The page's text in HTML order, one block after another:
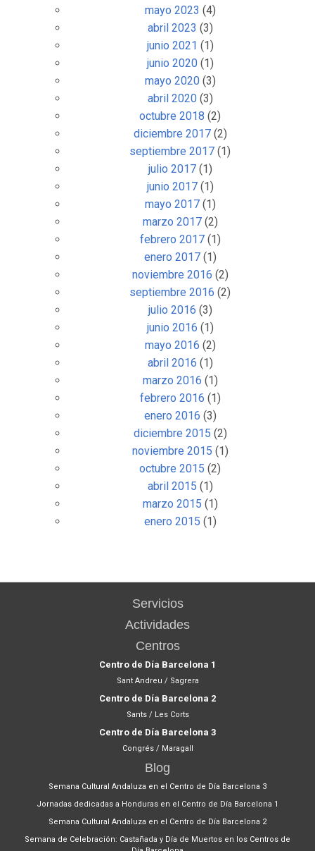
mayo 2023 (4)
abril 2023 (3)
junio 2021 (1)
junio 2020(1)
mayo 2020(3)
abril 2020(3)
octubre 2018 (2)
diciembre 2017(2)
septiembre 2017 (1)
julio 2017(1)
junio 2017(1)
mayo 2017(1)
marzo 2017(2)
febrero 2017(1)
enero 2017(1)
noviembre 2016 (2)
septiembre 2016 (2)
julio 2016 (3)
junio 2016 (1)
mayo 2016 (2)
abril 2016 (1)
marzo 2016 (1)
febrero 2016 (1)
enero 2016 (3)
diciembre 2015 (2)
noviembre 2015 (1)
octubre 2015 (2)
abril 2015 (1)
marzo 2015 (1)
enero 2015 (1)
Servicios
Actividades
Centros
Centro de Día Barcelona 1
Sant Andreu / Sagrera
Centro de Día Barcelona 2
Sants / Les Corts
Centro de Día Barcelona 3
Congrés / Maragall
Blog
Semana Cultural Andaluza en el Centro de Día Barcelona 3
Jornadas dedicadas a Honduras en el Centro de Día Barcelona 1
Semana Cultural Andaluza en el Centro de Día Barcelona 2
Semana de Celebración: Castañada y Día de Muertos en los Centros de